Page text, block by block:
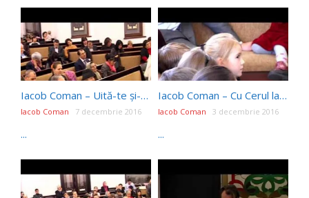
Iacob Coman – Uită-te și-n altă parte (07.12.2016)
Iacob Coman 7 decembrie 2016
...
Iacob Coman – Cu Cerul la cei ce nu vor vedea Cerul (03.12.2016)
Iacob Coman 3 decembrie 2016
...